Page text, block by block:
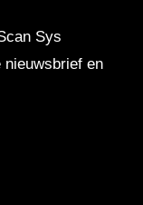
Sys
en